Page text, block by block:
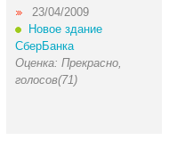
23/04/2009
Новое здание
СберБанка
Оценка: Прекрасно,
голосов(71)